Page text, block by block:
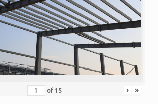
of 15 › »